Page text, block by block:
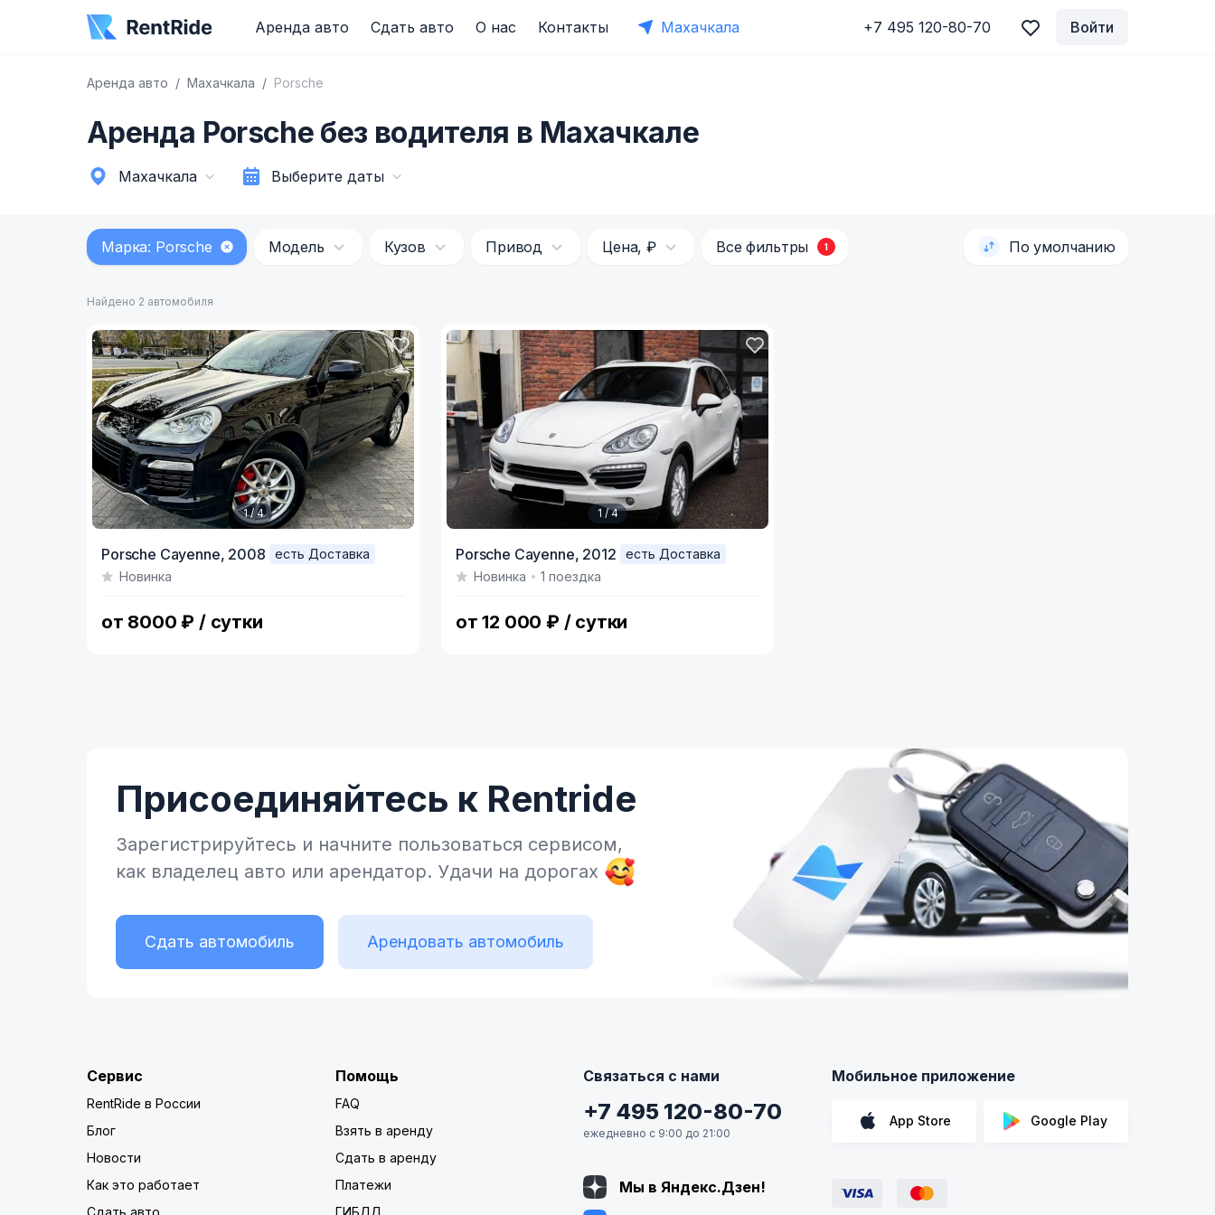
Аренда авто Сдать авто О нас Контакты Махачкала +7 495 120-80-70 Войти
Аренда авто Махачкала Porsche
Аренда Porsche без водителя в Махачкале
Махачкала Выберите даты
Марка: Porsche Модель Кузов Привод Цена, ₽ Все фильтры 1 По умолчанию
Найдено 2 автомобиля
of
1 / 4
Porsche Cayenne, 2008
есть Доставка
Новинка
от 8000 ₽ / сутки
of
1 / 4
Porsche Cayenne, 2012
есть Доставка
Новинка
1 поездка
от 12 000 ₽ / сутки
Присоединяйтесь к Rentride
Зарегистрируйтесь и начните пользоваться сервисом,
как владелец авто или арендатор. Удачи на дорогах
Сдать автомобиль Арендовать автомобиль
Сервис
RentRide в России
Блог
Новости
Как это работает
Сдать авто
Помощь
FAQ
Взять в аренду
Сдать в аренду
Платежи
ГИБДД
Связаться с нами
+7 495 120-80-70
ежедневно с 9:00 до 21:00
Мы в Яндекс.Дзен!
Мобильное приложение
App Store Google Play